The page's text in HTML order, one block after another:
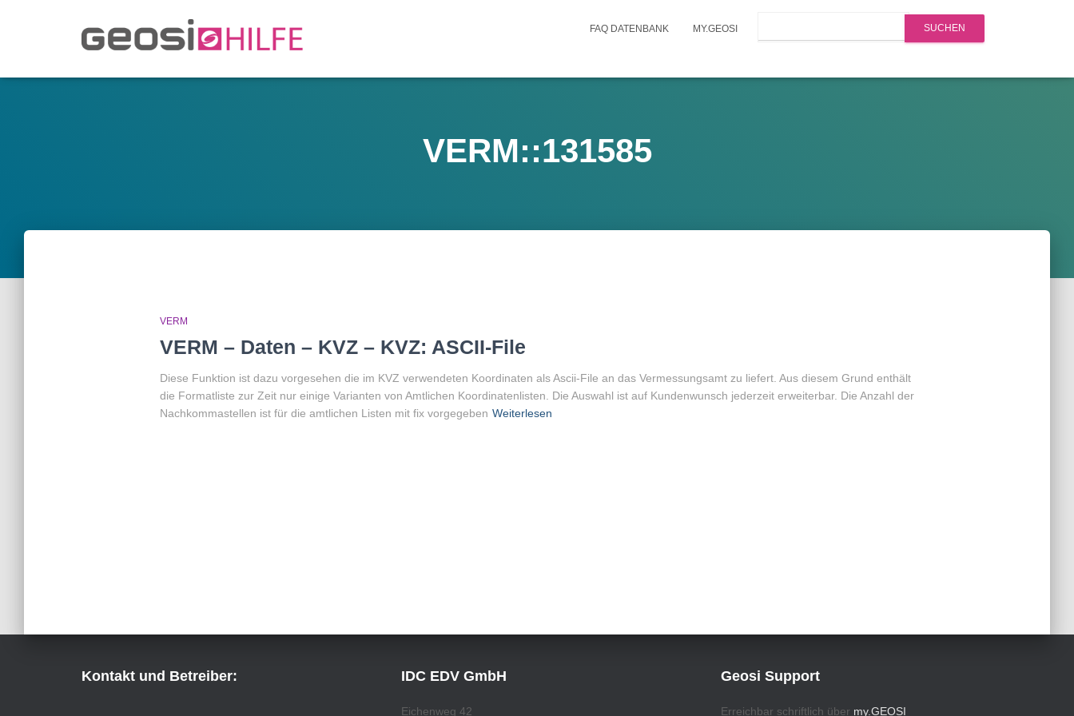
FAQ DATENBANK MY.GEOSI
VERM::131585
VERM
VERM – Daten – KVZ – KVZ: ASCII-File
Diese Funktion ist dazu vorgesehen die im KVZ verwendeten Koordinaten als Ascii-File an das Vermessungs­amt zu liefert. Aus diesem Grund enthält
die Formatliste zur Zeit nur einige Varianten von Amtlichen Koordinatenlisten. Die Auswahl ist auf Kundenwunsch jederzeit erweiterbar. Die Anzahl der
Nachkommastellen ist für die amtlichen Listen mit fix vorgegeben Weiterlesen
Kontakt und Betreiber: IDC EDV GmbH
Eichenweg 42
Geosi Support
Erreichbar schriftlich über my.GEOSI